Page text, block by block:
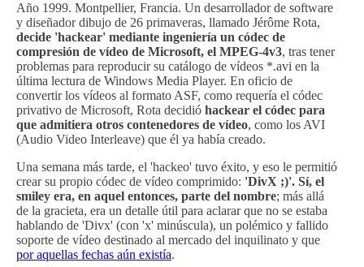
Año 1999. Montpellier, Francia. Un desarrollador de software
y diseñador dibujo de 26 primaveras, llamado Jérôme Rota,
decide 'hackear' mediante ingeniería un códec de
compresión de vídeo de Microsoft, el MPEG-4v3, tras tener
problemas para reproducir su catálogo de vídeos *.avi en la
última lectura de Windows Media Player. En oficio de
convertir los vídeos al formato ASF, como requería el códec
privativo de Microsoft, Rota decidió hackear el códec para
que admitiera otros contenedores de vídeo, como los AVI
(Audio Video Interleave) que él ya había creado.
Una semana más tarde, el 'hackeo' tuvo éxito, y eso le permitió
crear su propio códec de vídeo comprimido: 'DivX ;)'. Sí, el
smiley era, en aquel entonces, parte del nombre; más allá
de la gracieta, era un detalle útil para aclarar que no se estaba
hablando de 'Divx' (con 'x' minúscula), un polémico y fallido
soporte de vídeo destinado al mercado del inquilinato y que
por aquellas fechas aún existía.